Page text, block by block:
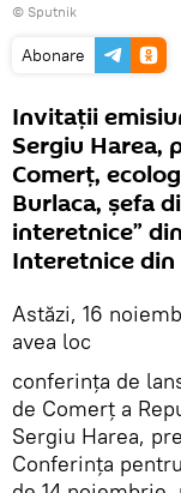
© Sputnik
Abonare
Invitații
Sergiu Harea,
Comerț,
Burlaca, șefa
interetnice”
Interetnice din
Astăzi, 16
avea loc
conferința de
de Comerț a
Sergiu Harea,
Conferința